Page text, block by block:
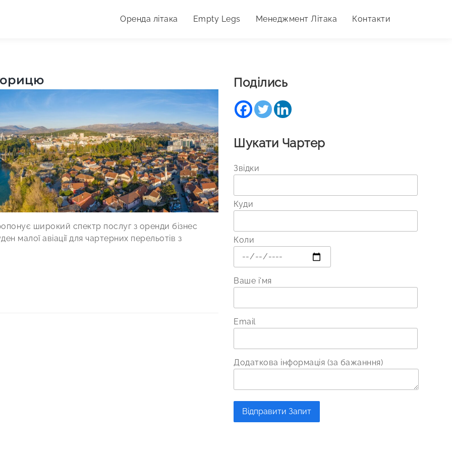
Оренда літака Empty Legs Менеджмент Літака Контакти
широкий спектр послуг з оренди бізнес
малої авіації для чартерних перельотів з
Поділись
Шукати Чартер
Звідки
Куди
Коли
Ваше і'мя
Email
Додаткова інформація (за бажанння)